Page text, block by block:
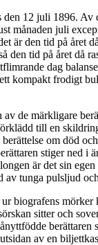
12 juli 1896. Av
månaden juli
är den tid på året
den tid på året då
dag
kompakt frodigt
av de märkligare
till en
om död
stiger ned i
är det sin
av tunga pulsljud
biografens mörker
sitter och
berättaren
av en